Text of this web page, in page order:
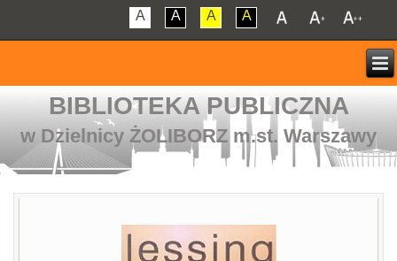
A A A A
BIBLIOTEKA PUBLICZNA
w Dzielnicy ŻOLIBORZ m.st. Warszawy